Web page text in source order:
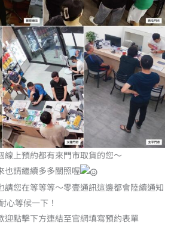
線上預約都有來門市取貨的您～
也請繼續多多關照喔
請您在等等等～零壹通訊這邊都會陸續通知
心等候一下！
迎點擊下方連結至官網填寫預約表單